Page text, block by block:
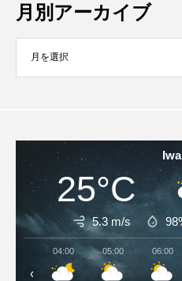
月別アーカイブ
25°C
5.3 m/s
04:00 05:00 06:00
‹